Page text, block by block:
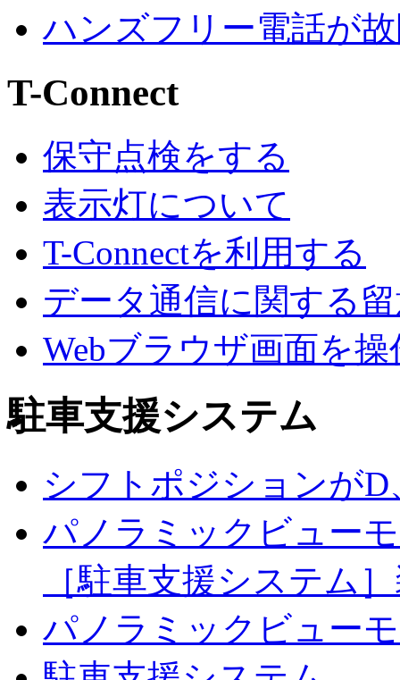
ハンズフリー電話が
T-Connect
保守点検をする
表示灯について
T-Connectを利用する
データ通信に関する
Webブラウザ画面を
駐車支援システム
シフトポジションが
パノラミックビュー
［駐車支援システム
パノラミックビュー